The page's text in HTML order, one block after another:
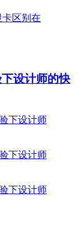
设计师的快